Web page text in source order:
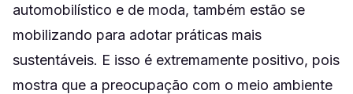
automobilístico e de moda, também estão se
mobilizando para adotar práticas mais
sustentáveis. E isso é extremamente positivo, pois
mostra que a preocupação com o meio ambiente